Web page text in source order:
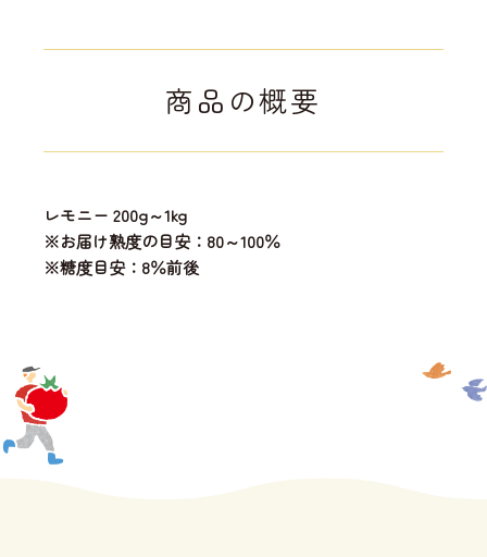
商品の概要
レモニー 200g～1kg
※お届け熟度の目安：80～100％
※糖度目安：8％前後